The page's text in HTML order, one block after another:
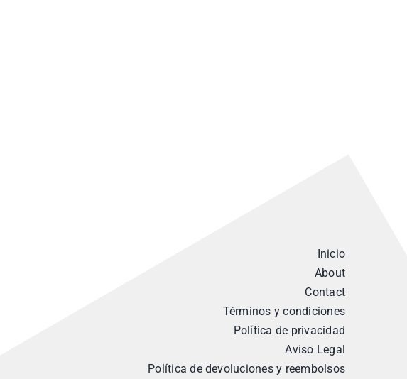
Inicio
About
Contact
Términos y condiciones
Política de privacidad
Aviso Legal
Política de devoluciones y reembolsos